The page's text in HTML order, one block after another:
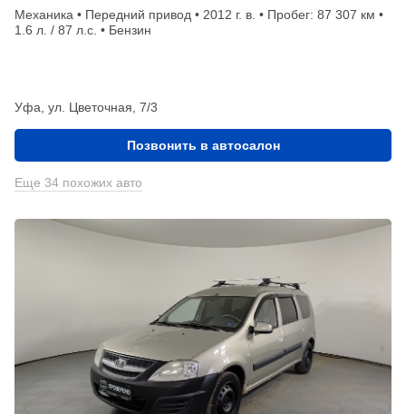
Механика • Передний привод • 2012 г. в. • Пробег: 87 307 км •
1.6 л. / 87 л.с. • Бензин
Уфа, ул. Цветочная, 7/3
Позвонить в автосалон
Еще 34 похожих авто